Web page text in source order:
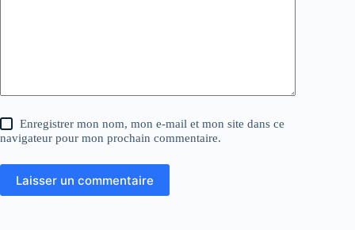
Enregistrer mon nom, mon e-mail et mon site dans ce
navigateur pour mon prochain commentaire.
Laisser un commentaire